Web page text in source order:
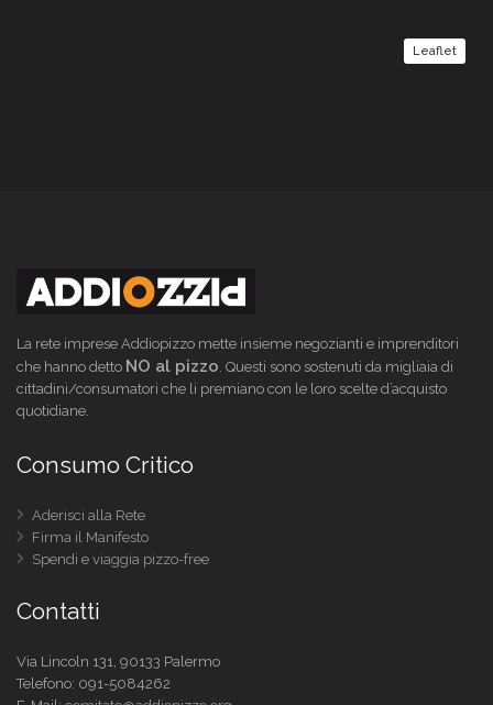
Leaflet
La rete imprese Addiopizzo mette insieme negozianti e imprenditori
che hanno detto NO al pizzo. Questi sono sostenuti da migliaia di
cittadini/consumatori che li premiano con le loro scelte d’acquisto
quotidiane.
Consumo Critico
Aderisci alla Rete
Firma il Manifesto
Spendi e viaggia pizzo-free
Contatti
Via Lincoln 131, 90133 Palermo
Telefono: 091-5084262